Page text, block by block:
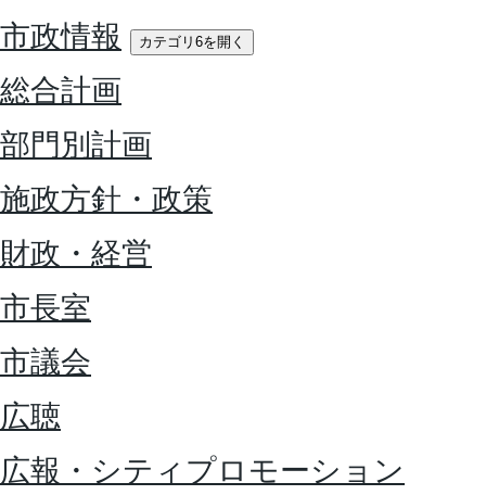
市政情報
カテゴリ6を開く
総合計画
部門別計画
施政方針・政策
財政・経営
市長室
市議会
広聴
広報・シティプロモーション